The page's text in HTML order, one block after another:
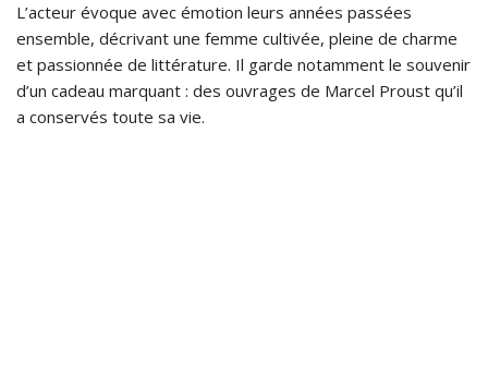
L’acteur évoque avec émotion leurs années passées
ensemble, décrivant une femme cultivée, pleine de charme
et passionnée de littérature. Il garde notamment le souvenir
d’un cadeau marquant : des ouvrages de Marcel Proust qu’il
a conservés toute sa vie.